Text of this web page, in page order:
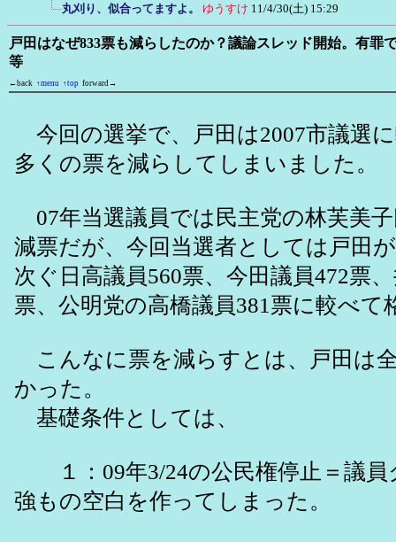
丸刈り、似合ってますよ。
ゆうすけ 11/4/30(土) 15:29
戸田はなぜ833票も減らしたのか？議論スレッド開始。有罪
等
←back ↑menu ↑top forward→
今回の選挙で、戸田は2007市議選
多くの票を減らしてしまいました。
07年当選議員では民主党の林芙美
減票だが、今回当選者としては戸田
次ぐ日高議員560票、今田議員472票
票、公明党の高橋議員381票に較べて
こんなに票を減らすとは、戸田は
かった。
基礎条件としては、
１：09年3/24の公民権停止＝議員
強もの空白を作ってしまった。